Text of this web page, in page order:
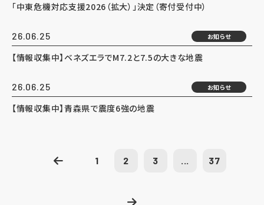
「中東危機対応支援2026（拡大）」決定（寄付受付中）
26.06.25 お知らせ
【情報収集中】ベネズエラでM7.2と7.5の大きな地震
26.06.25 お知らせ
【情報収集中】青森県で震度6強の地震
1 2 3 ... 37